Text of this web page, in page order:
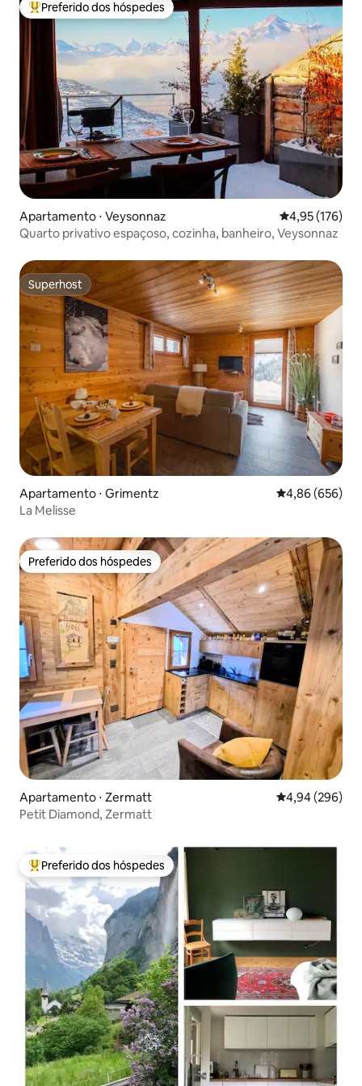
Entre os melhores preferidos dos hóspedes
Preferido dos hóspedes
Apartamento ⋅ Veysonnaz 4,95 de uma
4,95 (176)
Quarto privativo espaçoso, cozinha, banheiro, Veysonnaz
Superhost
Superhost
Apartamento ⋅ Grimentz 4,86 de uma
4,86 (656)
La Melisse
Preferido dos hóspedes
Preferido dos hóspedes
Apartamento ⋅ Zermatt 4,94 de uma
4,94 (296)
Petit Diamond, Zermatt
Entre os melhores preferidos dos hóspedes
Preferido dos hóspedes